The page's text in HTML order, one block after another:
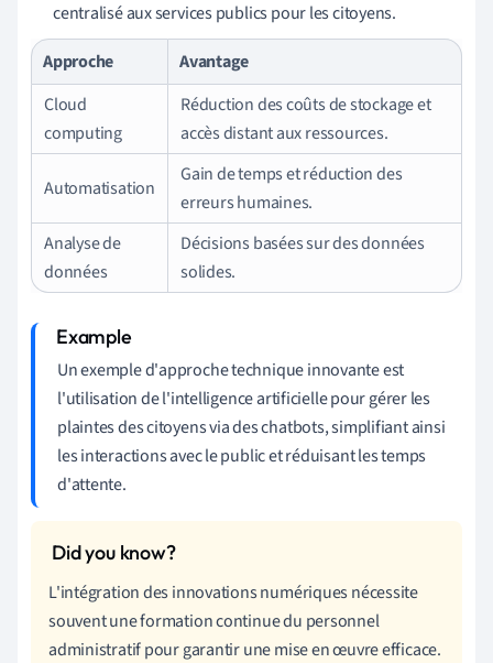
centralisé aux services publics pour les citoyens.
Approche
Avantage
Cloud
computing
Réduction des coûts de stockage et
accès distant aux ressources.
Automatisation
Gain de temps et réduction des
erreurs humaines.
Analyse de
données
Décisions basées sur des données
solides.
Un exemple d'approche technique innovante est
l'utilisation de l'intelligence artificielle pour gérer les
plaintes des citoyens via des chatbots, simplifiant ainsi
les interactions avec le public et réduisant les temps
d'attente.
L'intégration des innovations numériques nécessite
souvent une formation continue du personnel
administratif pour garantir une mise en œuvre efficace.